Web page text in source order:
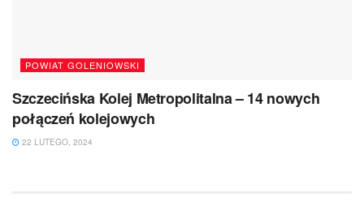
POWIAT GOLENIOWSKI
Szczecińska Kolej Metropolitalna – 14 nowych
połączeń kolejowych
22 LUTEGO, 2024